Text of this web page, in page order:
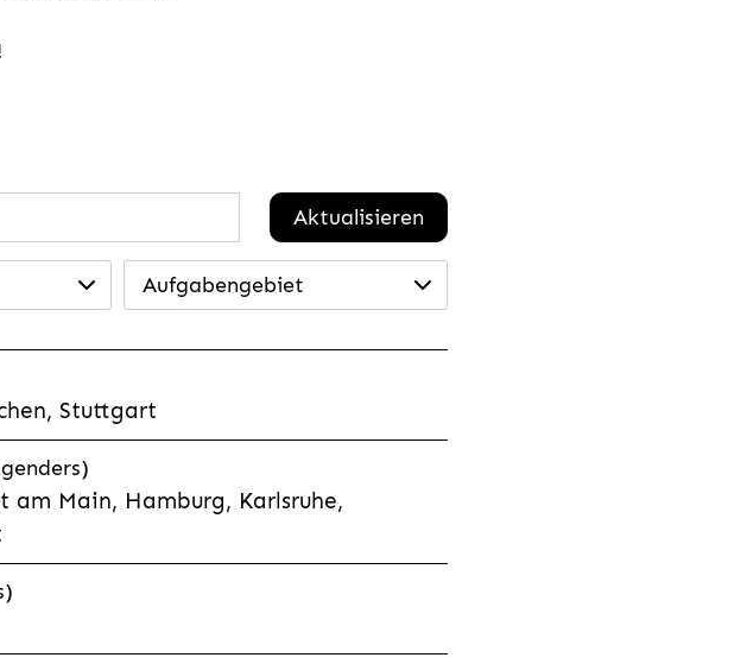
Aktualisieren
Aufgabengebiet
Stuttgart
am Main, Hamburg, Karlsruhe,